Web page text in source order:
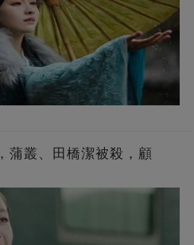
蒲叢、田橋潔被殺，顧